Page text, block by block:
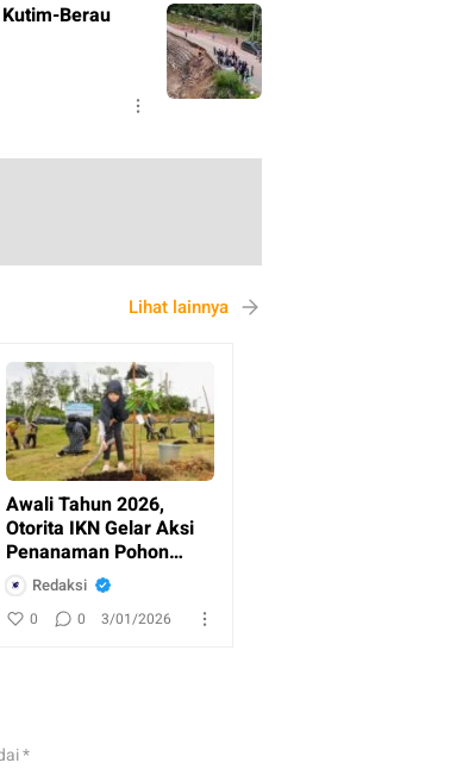
Berau
Lihat lainnya
Awali Tahun 2026,
Otorita IKN Gelar Aksi
Penanaman Pohon
Bersama Masyaraka
Redaksi
0 0 3/01/2026
*